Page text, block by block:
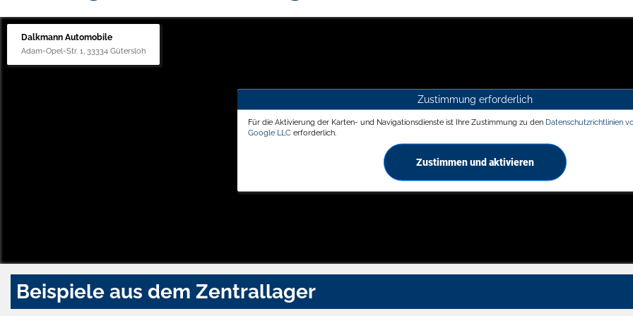
Dalkmann Automobile
Adam-Opel-Str. 1, 33334 Gütersloh
Zustimmung erforderlich
Für die Aktivierung der Karten- und Navigationsdienste ist Ihre Zustimmung zu den Datenschutzrichtlinien
Google LLC erforderlich.
Zustimmen und aktivieren
Beispiele aus dem Zentrallager